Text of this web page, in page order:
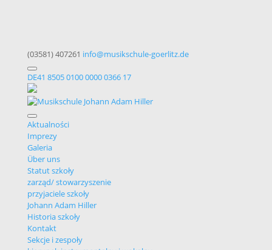
(03581) 407261 info@musikschule-goerlitz.de
DE41 8505 0100 0000 0366 17
Aktualności
Imprezy
Galeria
Über uns
Statut szkoły
zarząd/ stowarzyszenie
przyjaciele szkoły
Johann Adam Hiller
Historia szkoły
Kontakt
Sekcje i zespoły